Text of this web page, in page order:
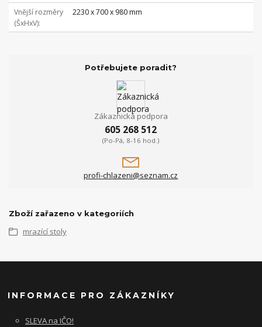
Vnější rozměry
(ŠxHxV)
2230 x 700 x 980 mm
Potřebujete poradit?
Zákaznická podpora
605 268 512
(Po-Pá, 8-16 hod.)
profi-chlazeni@seznam.cz
Zboží zařazeno v kategoriích
mrazící stoly
INFORMACE PRO ZÁKAZNÍKY
SLEVA na IČO!